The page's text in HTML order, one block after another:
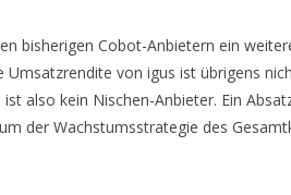
bisherigen Cobot-Anbietern ein
von igus ist übrigens
also kein Nischen-Anbieter. Ein
der Wachstumsstrategie des